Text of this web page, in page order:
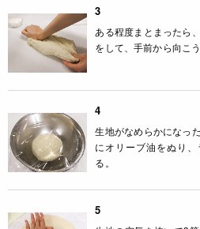
3
ある程度まとまったら
をして、手前から向こ
4
生地がなめらかになっ
にオリーブ油をぬり
る。
5